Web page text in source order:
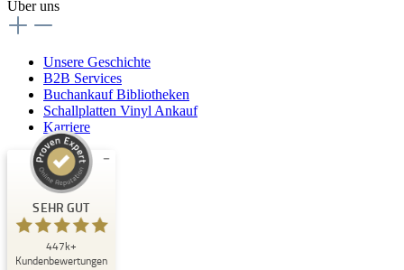
Über uns
Unsere Geschichte
B2B Services
Buchankauf Bibliotheken
Schallplatten Vinyl Ankauf
Karriere
SEHR GUT
447k+
Kundenbewertungen
Kundenbewertungen und Erfahrungen zu
SEHR GUT